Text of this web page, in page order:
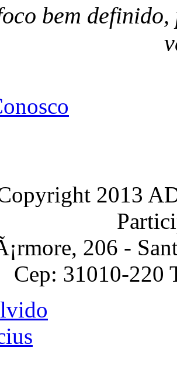
bem
2013
206 -
Cep: 31010-220